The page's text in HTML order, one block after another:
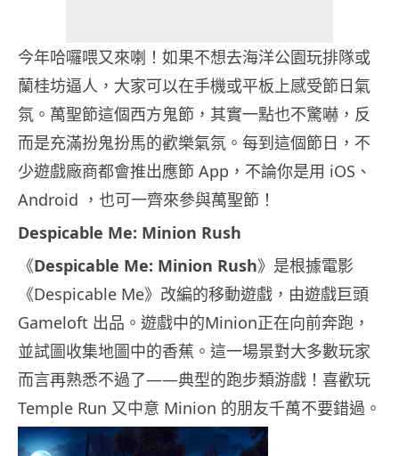
今年哈囉喂又來喇！如果不想去海洋公園玩排隊或
蘭桂坊逼人，大家可以在手機或平板上感受節日氣
氛。萬聖節這個西方鬼節，其實一點也不驚嚇，反
而是充滿扮鬼扮馬的歡樂氣氛。每到這個節日，不
少遊戲廠商都會推出應節 App，不論你是用 iOS、
Android ，也可一齊來參與萬聖節！
Despicable Me: Minion Rush
《Despicable Me: Minion Rush》是根據電影
《Despicable Me》改編的移動遊戲，由遊戲巨頭
Gameloft 出品。遊戲中的Minion正在向前奔跑，
並試圖收集地圖中的香蕉。這一場景對大多數玩家
而言再熟悉不過了——典型的跑步類游戲！喜歡玩
Temple Run 又中意 Minion 的朋友千萬不要錯過。